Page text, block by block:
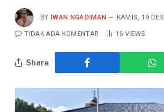
BY IWAN NGADIMAN KAMIS, 19
TIDAK ADA KOMENTAR 16 VIEWS
Share